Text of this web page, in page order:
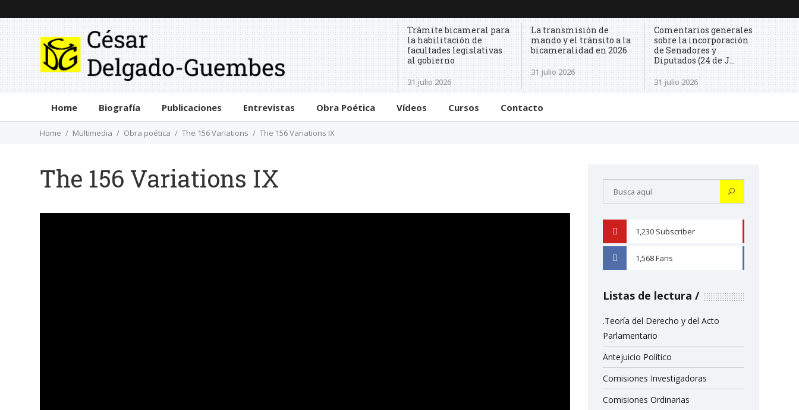
Trámite bicameral para
la habilitación de
facultades legislativas
al gobierno
31 julio 2026
La transmisión de
mando y el tránsito a la
bicameralidad en 2026
31 julio 2026
Comentarios generales
sobre la incorporación
de Senadores y
Diputados (24 de J...
31 julio 2026
Home Biografía Publicaciones Entrevistas Obra Poética Vídeos Cursos Contacto
Home Multimedia Obra poética The 156 Variations The 156 Variations IX
The 156 Variations IX
1,230 Subscriber
1,568Fans
Listas de lectura
.Teoría del Derecho y del Acto
Parlamentario
Antejuicio Político
Comisiones Investigadoras
Comisiones Ordinarias